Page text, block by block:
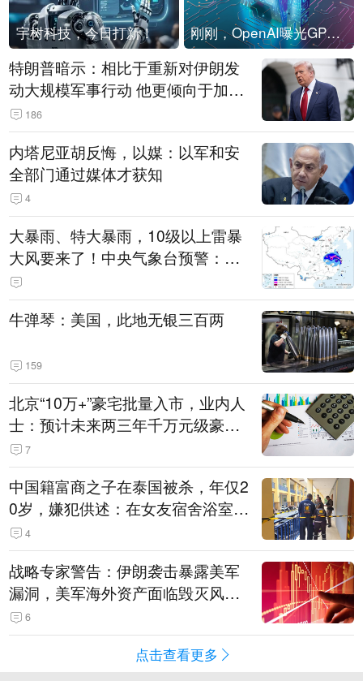
宇树科技，今日打新！ 刚刚，OpenAI曝光GPT-6！传10万亿参数，8月强行发布
特朗普暗示：相比于重新对伊朗发
动大规模军事行动 他更倾向于加大
经济施压
186
内塔尼亚胡反悔，以媒：以军和安
全部门通过媒体才获知
4
大暴雨、特大暴雨，10级以上雷暴
大风要来了！中央气象台预警：今
天到明天，浙江、安徽有特大暴雨
牛弹琴：美国，此地无银三百两
159
北京“10万+”豪宅批量入市，业内人
士：预计未来两三年千万元级豪宅
潜在供应达万套！谁在买单？
7
中国籍富商之子在泰国被杀，年仅2
0岁，嫌犯供述：在女友宿舍浴室发
现他，持刀询问身份时发生拉扯
4
战略专家警告：伊朗袭击暴露美军
漏洞，美军海外资产面临毁灭风
险！
6
点击查看更多